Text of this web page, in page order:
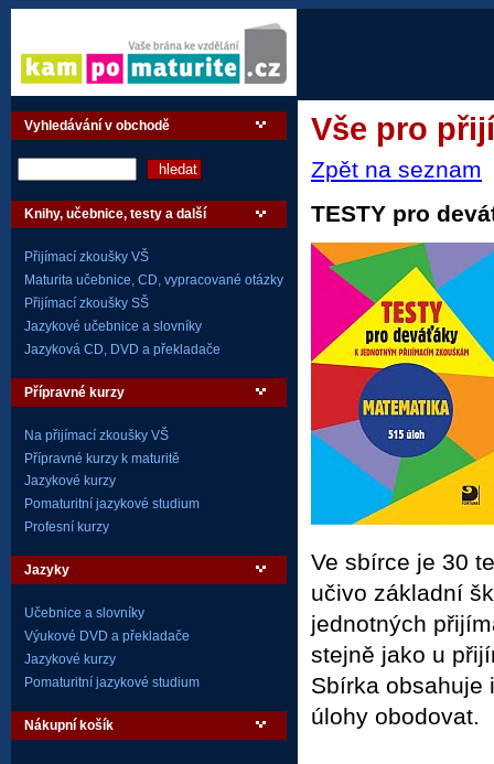
Vyhledávání v obchodě
Knihy, učebnice, testy a další
Přijímací zkoušky VŠ
Maturita učebnice, CD, vypracované otázky
Přijímací zkoušky SŠ
Jazykové učebnice a slovníky
Jazyková CD, DVD a překladače
Přípravné kurzy
Na přijímací zkoušky VŠ
Přípravné kurzy k maturitě
Jazykové kurzy
Pomaturitní jazykové studium
Profesní kurzy
Jazyky
Učebnice a slovníky
Výukové DVD a překladače
Jazykové kurzy
Pomaturitní jazykové studium
Nákupní košík
Vše pro
Zpět na seznam
TESTY pro
Ve sbírce je 30
učivo základní
jednotných
stejně jako u
Sbírka obsahuje
úlohy obodovat.